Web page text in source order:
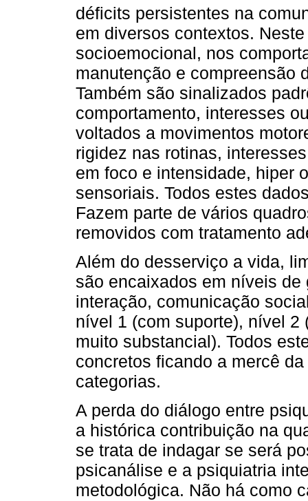
déficits persistentes na
em diversos contextos.
socioemocional, nos
manutenção e compreensão
Também são sinalizados
comportamento, interesses
voltados a movimentos
rigidez nas rotinas,
em foco e intensidade, hiper
sensoriais. Todos estes
Fazem parte de vários
removidos com tratamento
Além do desserviço a vida,
são encaixados em níveis
interação, comunicação
nível 1 (com suporte), nível
muito substancial). Todos
concretos ficando a mercê
categorias.
A perda do diálogo entre
a histórica contribuição na
se trata de indagar se será
psicanálise e a psiquiatria
metodológica. Não há como